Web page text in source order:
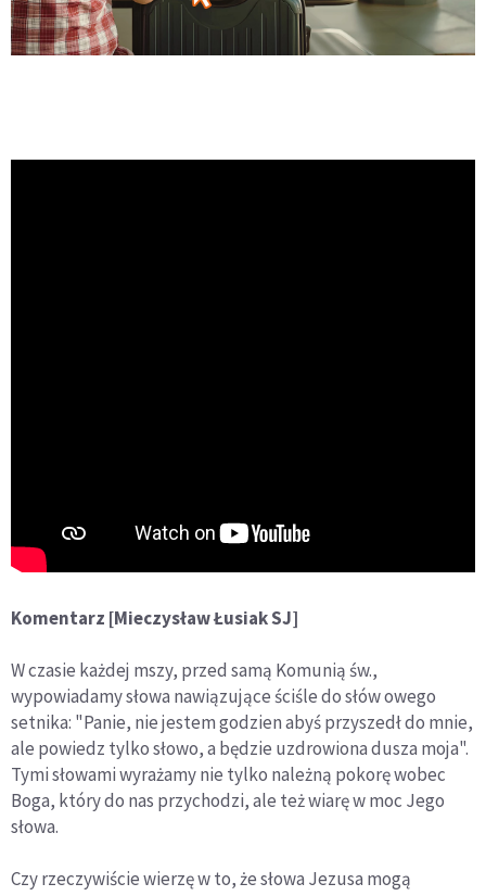
Komentarz [Mieczysław Łusiak SJ]
W czasie każdej mszy, przed samą Komunią św.,
wypowiadamy słowa nawiązujące ściśle do słów owego
setnika: "Panie, nie jestem godzien abyś przyszedł do mnie,
ale powiedz tylko słowo, a będzie uzdrowiona dusza moja".
Tymi słowami wyrażamy nie tylko należną pokorę wobec
Boga, który do nas przychodzi, ale też wiarę w moc Jego
słowa.
Czy rzeczywiście wierzę w to, że słowa Jezusa mogą